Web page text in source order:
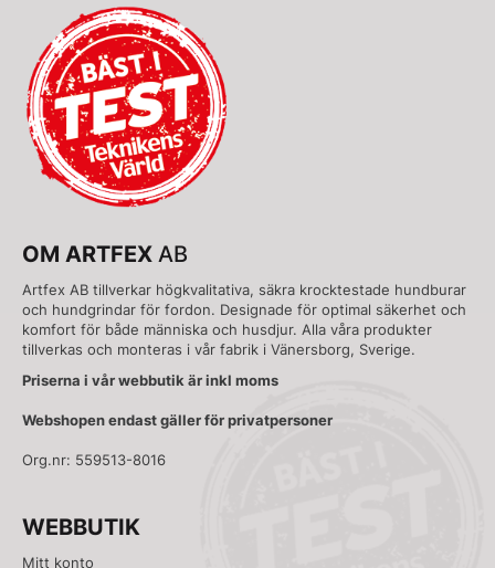
OM ARTFEX AB
Artfex AB tillverkar högkvalitativa, säkra krocktestade hundburar
och hundgrindar för fordon. Designade för optimal säkerhet och
komfort för både människa och husdjur. Alla våra produkter
tillverkas och monteras i vår fabrik i Vänersborg, Sverige.
Priserna i vår webbutik är inkl moms
Webshopen endast gäller för privatpersoner
Org.nr: 559513-8016
WEBBUTIK
Mitt konto